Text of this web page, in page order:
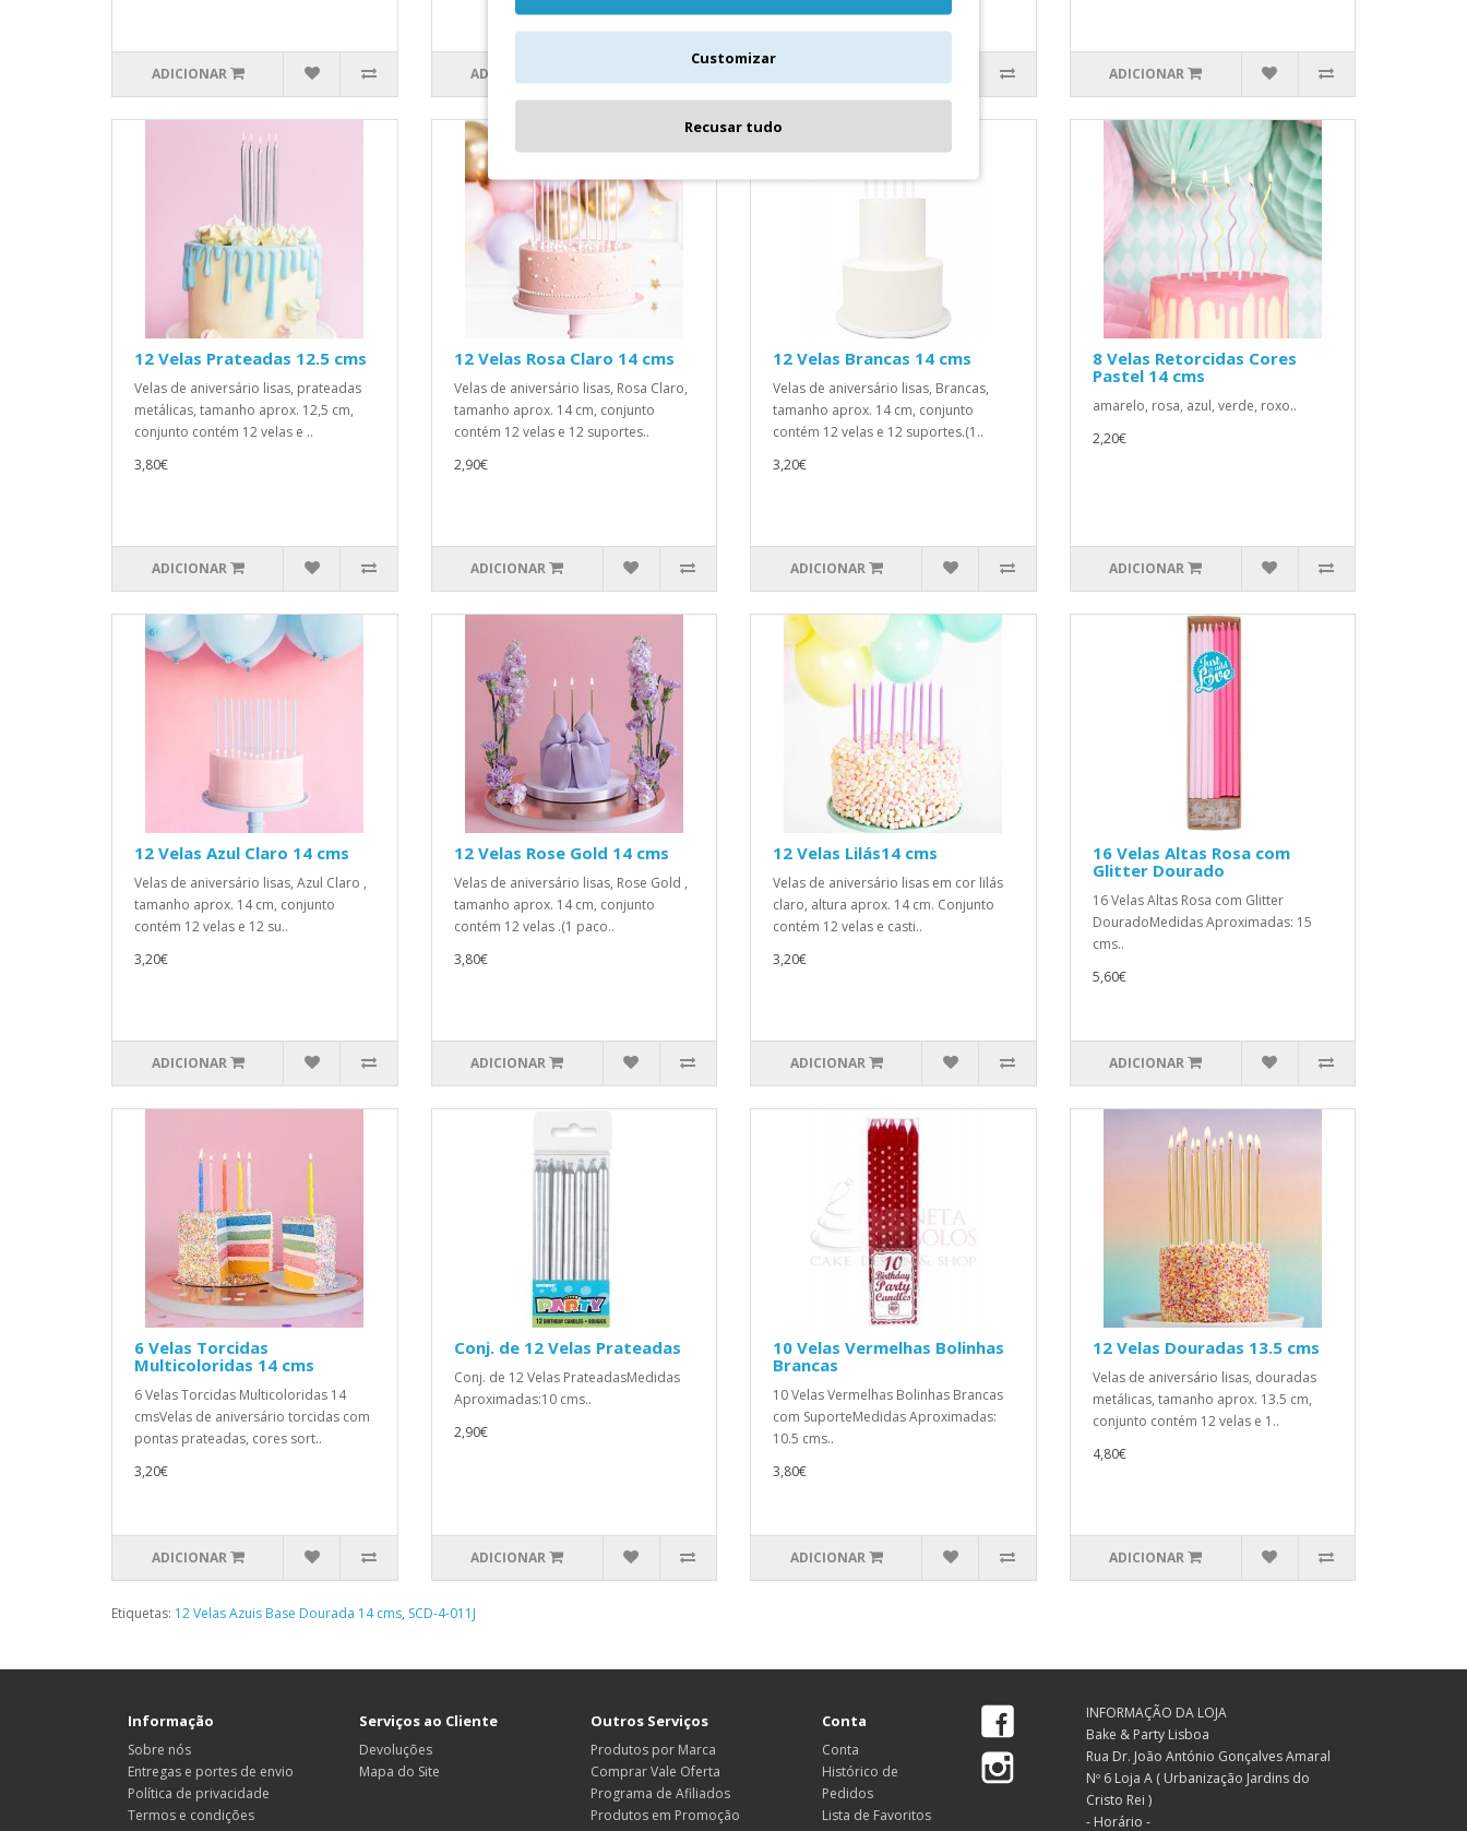
ADICIONAR ADICIONAR ADICIONAR
12 Velas Prateadas 12.5 cms
Velas de aniversário lisas, prateadas
metálicas, tamanho aprox. 12,5 cm,
conjunto contém 12 velas e ..
3,80€
ADICIONAR
12 Velas Rosa Claro 14 cms
Velas de aniversário lisas, Rosa Claro,
tamanho aprox. 14 cm, conjunto
contém 12 velas e 12 suportes..
2,90€
ADICIONAR
12 Velas Brancas 14 cms
Velas de aniversário lisas, Brancas,
tamanho aprox. 14 cm, conjunto
contém 12 velas e 12 suportes.(1..
3,20€
ADICIONAR
8 Velas Retorcidas Cores
Pastel 14 cms
amarelo, rosa, azul, verde, roxo..
2,20€
ADICIONAR
12 Velas Azul Claro 14 cms
Velas de aniversário lisas, Azul Claro ,
tamanho aprox. 14 cm, conjunto
contém 12 velas e 12 su..
3,20€
ADICIONAR
12 Velas Rose Gold 14 cms
Velas de aniversário lisas, Rose Gold ,
tamanho aprox. 14 cm, conjunto
contém 12 velas .(1 paco..
3,80€
ADICIONAR
12 Velas Lilás14 cms
Velas de aniversário lisas em cor lilás
claro, altura aprox. 14 cm. Conjunto
contém 12 velas e casti..
3,20€
ADICIONAR
16 Velas Altas Rosa com
Glitter Dourado
16 Velas Altas Rosa com Glitter
DouradoMedidas Aproximadas: 15
cms..
5,60€
ADICIONAR
6 Velas Torcidas
Multicoloridas 14 cms
6 Velas Torcidas Multicoloridas 14
cmsVelas de aniversário torcidas com
pontas prateadas, cores sort..
3,20€
ADICIONAR
Conj. de 12 Velas Prateadas
Conj. de 12 Velas PrateadasMedidas
Aproximadas:10 cms..
2,90€
ADICIONAR
10 Velas Vermelhas Bolinhas
Brancas
10 Velas Vermelhas Bolinhas Brancas
com SuporteMedidas Aproximadas:
10.5 cms..
3,80€
ADICIONAR
12 Velas Douradas 13.5 cms
Velas de aniversário lisas, douradas
metálicas, tamanho aprox. 13.5 cm,
conjunto contém 12 velas e 1..
4,80€
ADICIONAR
Etiquetas: 12 Velas Azuis Base Dourada 14 cms, SCD-4-011J
Informação
Sobre nós
Entregas e portes de envio
Política de privacidade
Termos e condições
Serviços ao Cliente
Devoluções
Mapa do Site
Outros Serviços
Produtos por Marca
Comprar Vale Oferta
Programa de Afiliados
Produtos em Promoção
Conta
Conta
Histórico de
Pedidos
Lista de Favoritos
INFORMAÇÃO DA LOJA
Bake & Party Lisboa
Rua Dr. João António Gonçalves Amaral
Nº 6 Loja A ( Urbanização Jardins do
Cristo Rei )
- Horário -
Customizar
Recusar tudo